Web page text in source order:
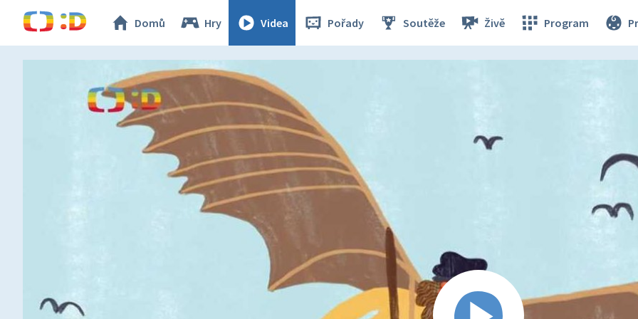
Domů Hry Videa Pořady Soutěže Živě Program